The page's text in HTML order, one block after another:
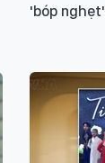
'bóp nghẹt'